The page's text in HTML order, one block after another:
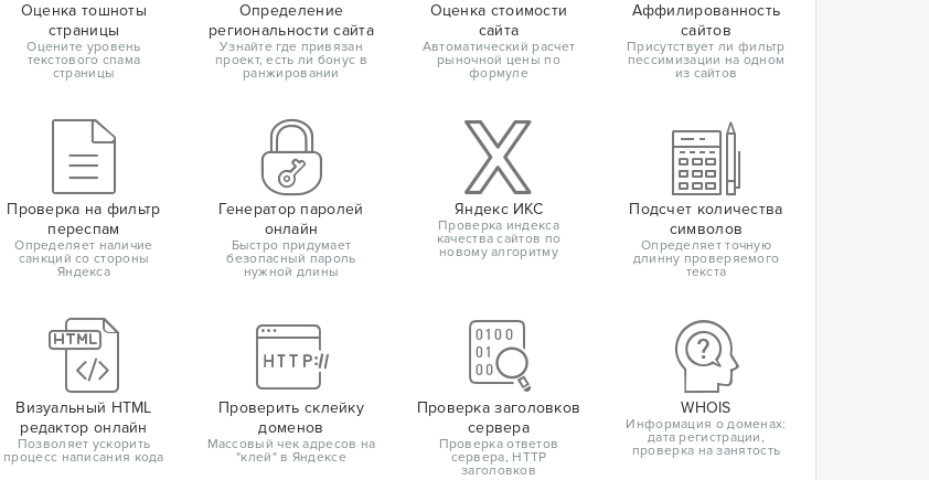
Оценка тошноты
страницы
Оцените уровень
текстового спама
страницы
Определение
региональности сайта
Узнайте где привязан
проект, есть ли бонус в
ранжировании
Оценка стоимости
сайта
Автоматический расчет
рыночной цены по
формуле
Аффилированность
сайтов
Присутствует ли фильтр
пессимизации на одном
из сайтов
Проверка на фильтр
переспам
Определяет наличие
санкций со стороны
Яндекса
Генератор паролей
онлайн
Быстро придумает
безопасный пароль
нужной длины
Яндекс ИКС
Проверка индекса
качества сайтов по
новому алгоритму
Подсчет количества
символов
Определяет точную
длинну проверяемого
текста
Визуальный HTML
редактор онлайн
Позволяет ускорить
процесс написания кода
Проверить склейку
доменов
Массовый чек адресов на
"клей" в Яндексе
Проверка заголовков
сервера
Проверка ответов
сервера, HTTP
заголовков
WHOIS
Информация о доменах:
дата регистрации,
проверка на занятость